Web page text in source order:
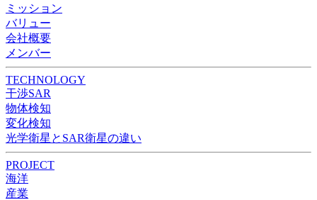
ミッション
バリュー
会社概要
メンバー
TECHNOLOGY
干渉SAR
物体検知​​
変化検知​
光学衛星とSAR衛星の違い
PROJECT
海洋
産業